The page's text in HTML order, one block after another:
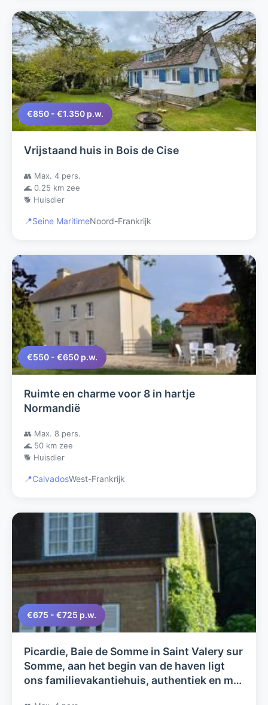
€850 - €1.350 p.w.
Vrijstaand huis in Bois de Cise
👥 Max. 4 pers.
🌊 0.25 km zee
🐕 Huisdier
📍Seine MaritimeNoord-Frankrijk
€550 - €650 p.w.
Ruimte en charme voor 8 in hartje
Normandië
👥 Max. 8 pers.
🌊 50 km zee
🐕 Huisdier
📍CalvadosWest-Frankrijk
€675 - €725 p.w.
Picardie, Baie de Somme in Saint Valery sur
Somme, aan het begin van de haven ligt
ons familievakantiehuis, authentiek en met